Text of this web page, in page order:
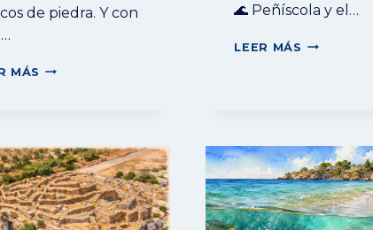
de piedra. Y con
MÁS EL
SALZADELLA
Y
MÉXICO
🌊 Peñíscola y el…
LEER MÁS PEÑÍSCOLA
BONITA
🏰
🌊